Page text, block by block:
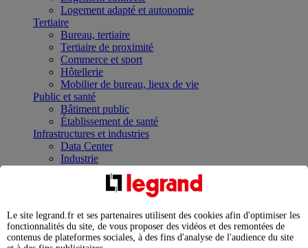
Logement adapté et autonomie
Tertiaire
Bureau, tertiaire
Tertiaire de proximité
Commerce et sport
Hôtellerie
Mobilier de bureau, lieux de vie
Public et santé
Bâtiment public
Établissement de santé
Infrastructures et industries
Data Center
Industrie
Infrastructures
Contrôler et planifier le fonctionnement des appareils
Répartir et optimiser son tableau électrique
Legrand Data Center Solutions : concentrer les
expertises au service de vos performances
Le site legrand.fr et ses partenaires utilisent des cookies afin d'optimiser les
fonctionnalités du site, de vous proposer des vidéos et des remontées de
contenus de plateformes sociales, à des fins d'analyse de l'audience du site